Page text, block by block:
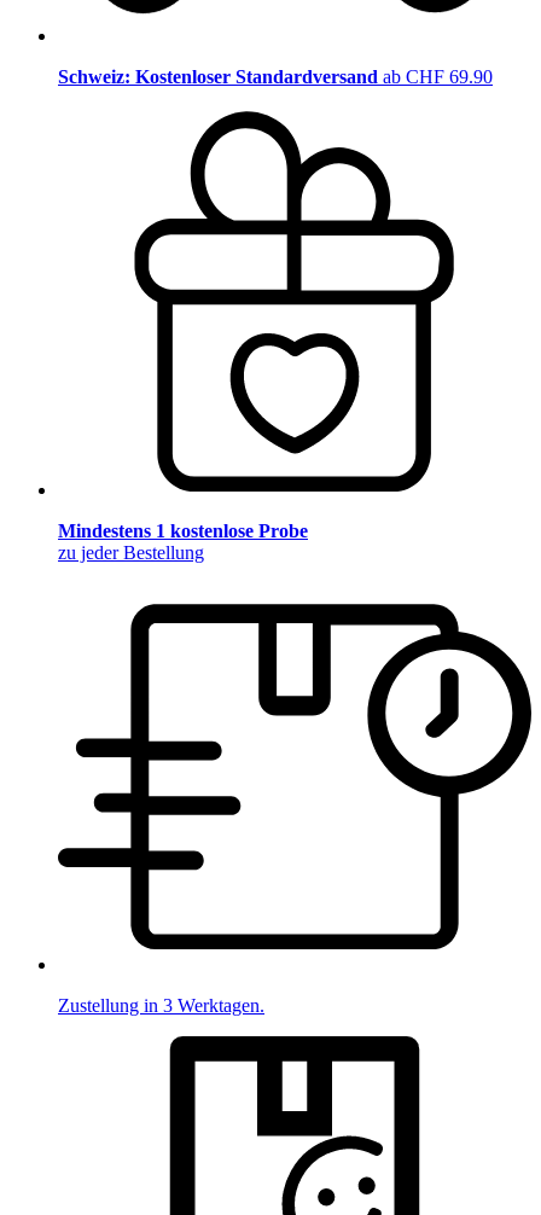
Schweiz: Kostenloser Standardversand ab CHF 69.90
Mindestens 1 kostenlose Probe
zu jeder Bestellung
Zustellung in 3 Werktagen.